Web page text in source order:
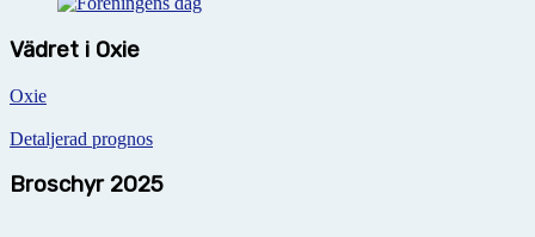
Vädret i Oxie
Oxie
Detaljerad prognos
Broschyr 2025